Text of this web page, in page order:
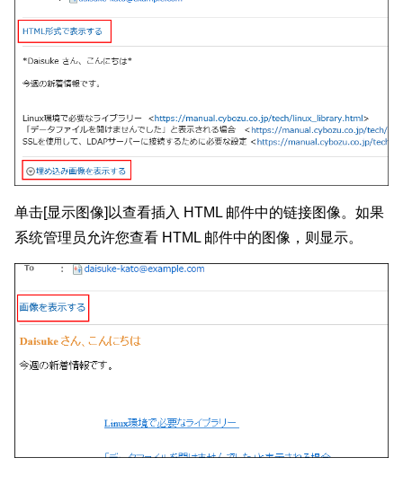
单击[显示图像]以查看插入 HTML 邮件中的链接图像。如果
系统管理员允许您查看 HTML 邮件中的图像，则显示。